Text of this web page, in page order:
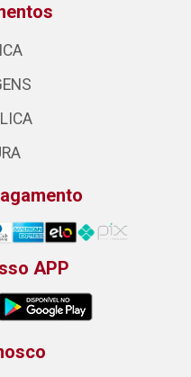
APP